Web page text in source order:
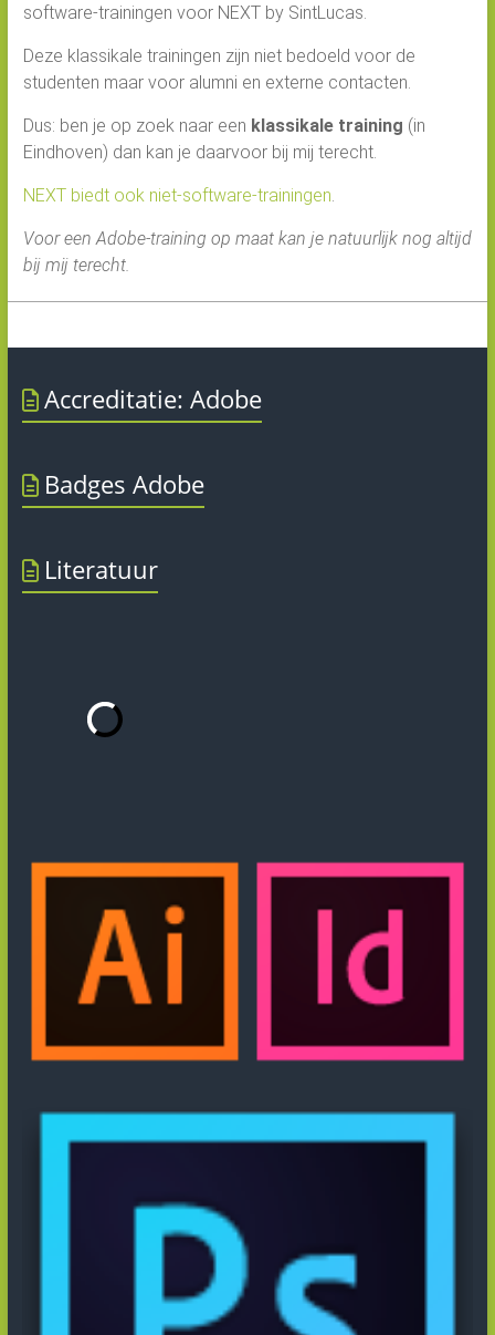
software-trainingen voor NEXT by SintLucas.
Deze klassikale trainingen zijn niet bedoeld voor de
studenten maar voor alumni en externe contacten.
Dus: ben je op zoek naar een klassikale training (in
Eindhoven) dan kan je daarvoor bij mij terecht.
NEXT biedt ook niet-software-trainingen.
Voor een Adobe-training op maat kan je natuurlijk nog altijd
bij mij terecht.
Accreditatie: Adobe
Badges Adobe
Literatuur